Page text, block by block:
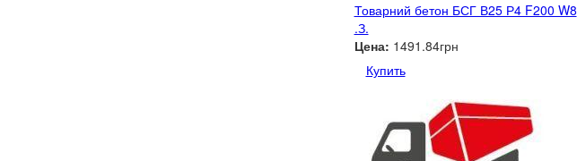
Товарний бетон БСГ В25 Р4 F200 W8
.З.
Цена: 1491.84грн
Купить